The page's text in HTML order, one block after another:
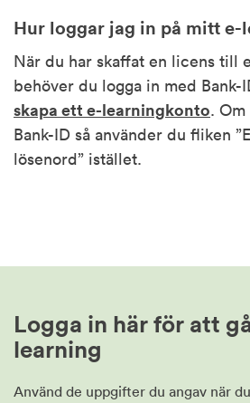
Hur loggar jag in på mitt e-
När du har skaffat en licens till
behöver du logga in med Bank-
skapa ett e-learningkonto.
Bank-ID så använder du fliken
lösenord” istället.
Logga in här för att
learning
Använd de uppgifter du angav när